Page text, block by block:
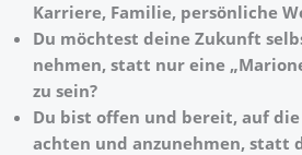
Karriere, Familie, persönliche
Du möchtest deine Zukunft
nehmen, statt nur eine
zu sein?
Du bist offen und bereit, auf die
achten und anzunehmen, statt